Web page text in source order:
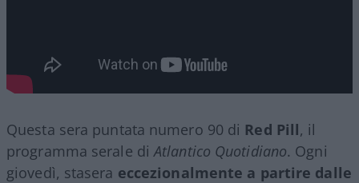
Questa sera puntata numero 90 di Red Pill, il
programma serale diAtlantico Quotidiano. Ogni
giovedì, stasera eccezionalmente a partire dalle